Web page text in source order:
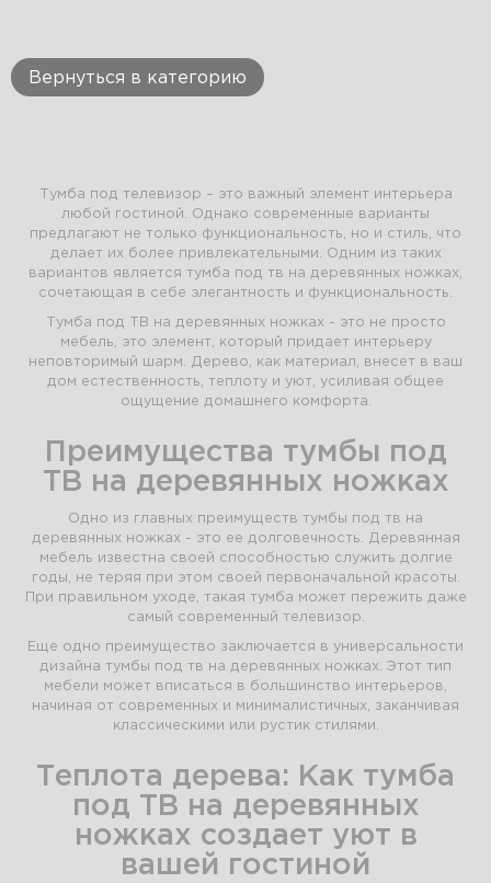
Вернуться в категорию
Тумба под телевизор – это важный элемент интерьера
любой гостиной. Однако современные варианты
предлагают не только функциональность, но и стиль, что
делает их более привлекательными. Одним из таких
вариантов является тумба под тв на деревянных ножках,
сочетающая в себе элегантность и функциональность.
Тумба под ТВ на деревянных ножках - это не просто
мебель, это элемент, который придает интерьеру
неповторимый шарм. Дерево, как материал, внесет в ваш
дом естественность, теплоту и уют, усиливая общее
ощущение домашнего комфорта.
Преимущества тумбы под
ТВ на деревянных ножках
Одно из главных преимуществ тумбы под тв на
деревянных ножках - это ее долговечность. Деревянная
мебель известна своей способностью служить долгие
годы, не теряя при этом своей первоначальной красоты.
При правильном уходе, такая тумба может пережить даже
самый современный телевизор.
Еще одно преимущество заключается в универсальности
дизайна тумбы под тв на деревянных ножках. Этот тип
мебели может вписаться в большинство интерьеров,
начиная от современных и минималистичных, заканчивая
классическими или рустик стилями.
Теплота дерева: Как тумба
под ТВ на деревянных
ножках создает уют в
вашей гостиной